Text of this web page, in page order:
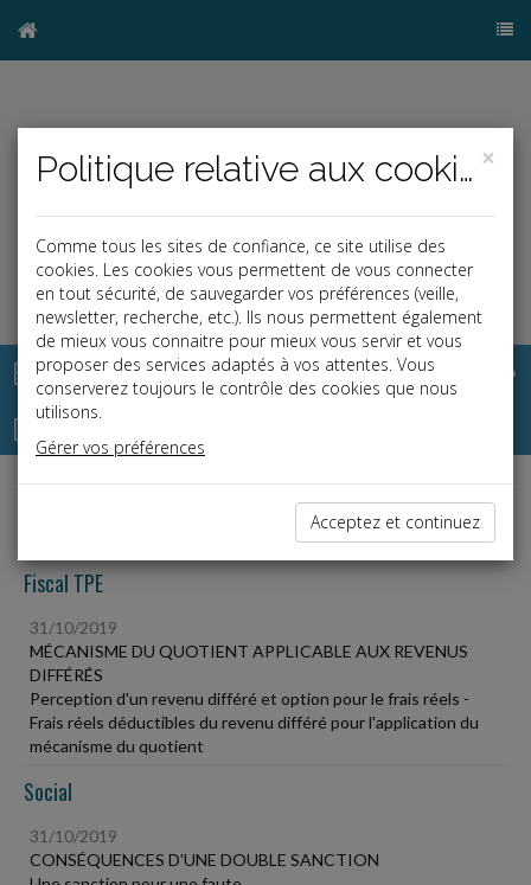
Base documentaire
Dépêches
Liste des dernières dépêches
Fiscal TPE
31/10/2019
MÉCANISME DU QUOTIENT APPLICABLE AUX REVENUS
DIFFÉRÉS
Perception d'un revenu différé et option pour le frais réels -
Frais réels déductibles du revenu différé pour l'application du
mécanisme du quotient
Social
31/10/2019
CONSÉQUENCES D'UNE DOUBLE SANCTION
×
Politique relative aux cookies
Comme tous les sites de confiance, ce site utilise des
cookies. Les cookies vous permettent de vous connecter
en tout sécurité, de sauvegarder vos préférences (veille,
newsletter, recherche, etc.). Ils nous permettent également
de mieux vous connaitre pour mieux vous servir et vous
proposer des services adaptés à vos attentes. Vous
conserverez toujours le contrôle des cookies que nous
utilisons.
Gérer vos préférences
Acceptez et continuez